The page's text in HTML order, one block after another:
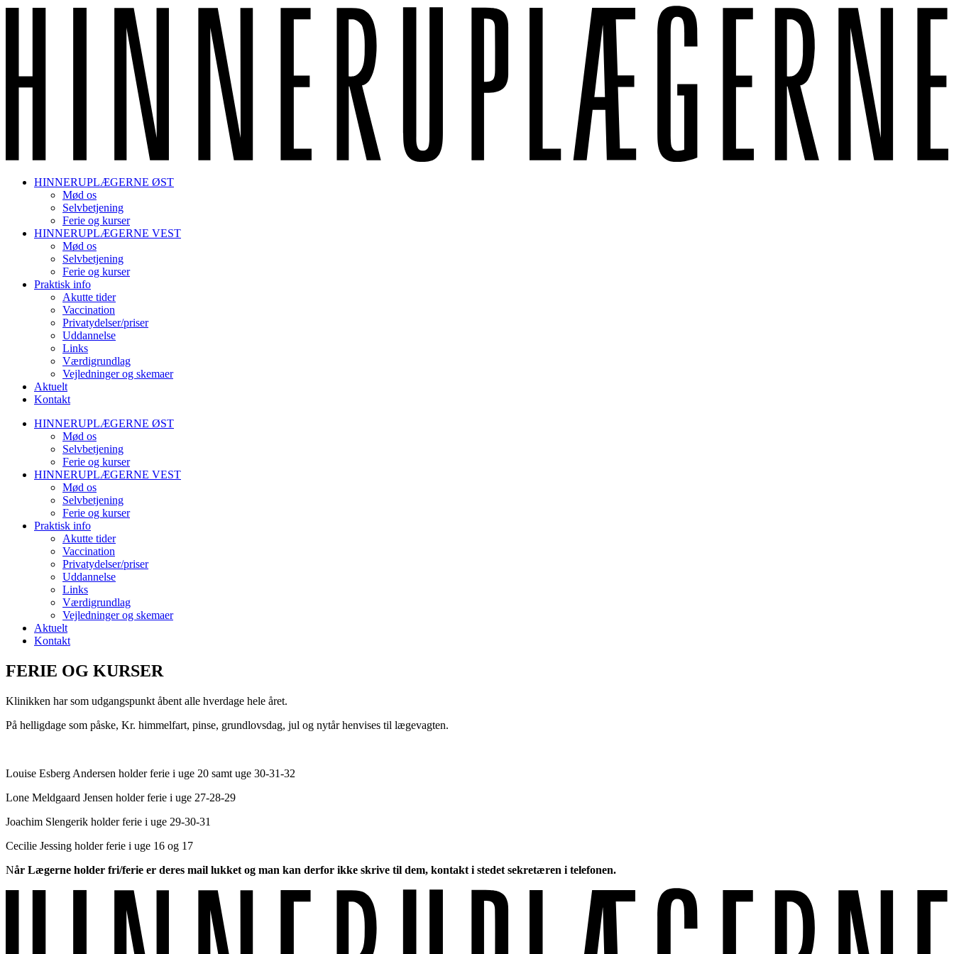
HINNERUPLÆGERNE ØST
Mød os
Selvbetjening
Ferie og kurser
HINNERUPLÆGERNE VEST
Mød os
Selvbetjening
Ferie og kurser
Praktisk info
Akutte tider
Vaccination
Privatydelser/priser
Uddannelse
Links
Værdigrundlag
Vejledninger og skemaer
Aktuelt
Kontakt
HINNERUPLÆGERNE ØST
Mød os
Selvbetjening
Ferie og kurser
HINNERUPLÆGERNE VEST
Mød os
Selvbetjening
Ferie og kurser
Praktisk info
Akutte tider
Vaccination
Privatydelser/priser
Uddannelse
Links
Værdigrundlag
Vejledninger og skemaer
Aktuelt
Kontakt
FERIE OG KURSER​​
Klinikken har som udgangspunkt åbent alle hverdage hele året.
På helligdage som påske, Kr. himmelfart, pinse, grundlovsdag, jul og nytår henvises til lægevagten.
Louise Esberg Andersen holder ferie i uge 20 samt uge 30-31-32
Lone Meldgaard Jensen holder ferie i uge 27-28-29
Joachim Slengerik holder ferie i uge 29-30-31
Cecilie Jessing holder ferie i uge 16 og 17
Når Lægerne holder fri/ferie er deres mail lukket og man kan derfor ikke skrive til dem, kontakt i stedet sekretæren i telefonen.